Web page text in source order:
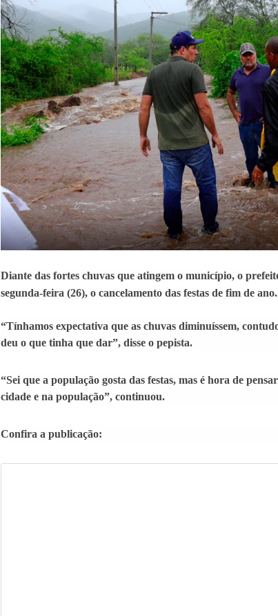
Diante das fortes chuvas que atingem o município, o
segunda-feira (26), o cancelamento das festas de fim de ano.
“Tínhamos expectativa que as chuvas diminuíssem,
deu o que tinha que dar”, disse o pepista.
“Sei que a população gosta das festas, mas é hora de
cidade e na população”, continuou.
Confira a publicação: